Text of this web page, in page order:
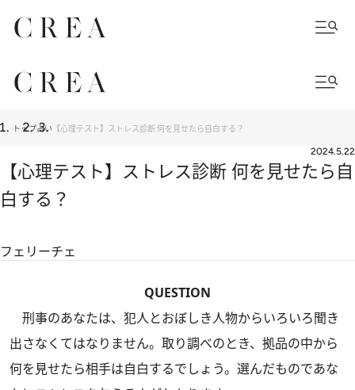
トップ占い 【心理テスト】ストレス診断 何を見せたら自白する？
2024.5.22
【心理テスト】ストレス診断 何を見せたら自
白する？
フェリーチェ
QUESTION
刑事のあなたは、犯人とおぼしき人物からいろいろ聞き
出さなくてはなりません。取り調べのとき、拠品の中から
何を見せたら相手は自白するでしょう。選んだものであな